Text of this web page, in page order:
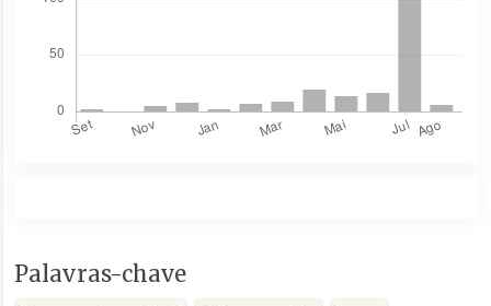
Conteúdo
Palavras-chave